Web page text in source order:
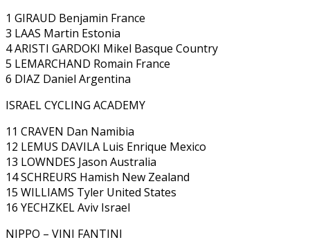
1 GIRAUD Benjamin France
3 LAAS Martin Estonia
4 ARISTI GARDOKI Mikel Basque Country
5 LEMARCHAND Romain France
6 DIAZ Daniel Argentina
ISRAEL CYCLING ACADEMY
11 CRAVEN Dan Namibia
12 LEMUS DAVILA Luis Enrique Mexico
13 LOWNDES Jason Australia
14 SCHREURS Hamish New Zealand
15 WILLIAMS Tyler United States
16 YECHZKEL Aviv Israel
NIPPO – VINI FANTINI